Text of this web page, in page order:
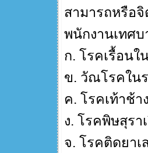
สามารถหรือ
พนักงานเทศ
ก. โรคเรื้อน
ข. วัณโรคใน
ค. โรคเท้าช้า
ง. โรคพิษสุรา
จ. โรคติดยา